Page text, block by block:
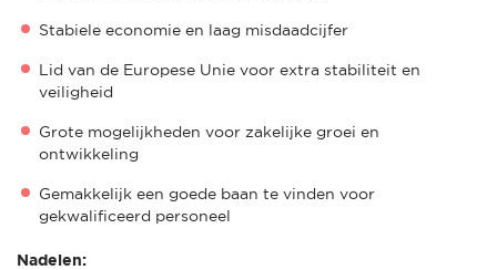
Stabiele economie en laag misdaadcijfer
Lid van de Europese Unie voor extra stabiliteit en
veiligheid
Grote mogelijkheden voor zakelijke groei en
ontwikkeling
Gemakkelijk een goede baan te vinden voor
gekwalificeerd personeel
Nadelen: